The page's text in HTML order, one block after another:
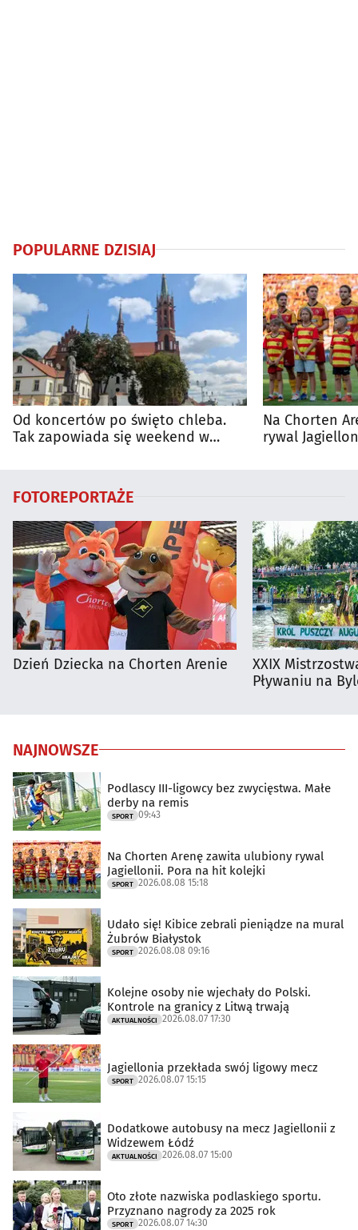
POPULARNE DZISIAJ
Od koncertów po święto chleba.
Tak zapowiada się weekend w
Na Chorten
rywal
FOTOREPORTAŻE
Dzień Dziecka na Chorten Arenie
XXIX
Pływaniu na
NAJNOWSZE
Podlascy III-ligowcy bez zwycięstwa. Małe
derby na remis
SPORT 09:43
Na Chorten Arenę zawita ulubiony rywal
Jagiellonii. Pora na hit kolejki
SPORT 2026.08.08 15:18
Udało się! Kibice zebrali pieniądze na mural
Żubrów Białystok
SPORT 2026.08.08 09:16
Kolejne osoby nie wjechały do Polski.
Kontrole na granicy z Litwą trwają
AKTUALNOŚCI 2026.08.07 17:30
Jagiellonia przekłada swój ligowy mecz
SPORT 2026.08.07 15:15
Dodatkowe autobusy na mecz Jagiellonii z
Widzewem Łódź
AKTUALNOŚCI 2026.08.07 15:00
Oto złote nazwiska podlaskiego sportu.
Przyznano nagrody za 2025 rok
SPORT 2026.08.07 14:30